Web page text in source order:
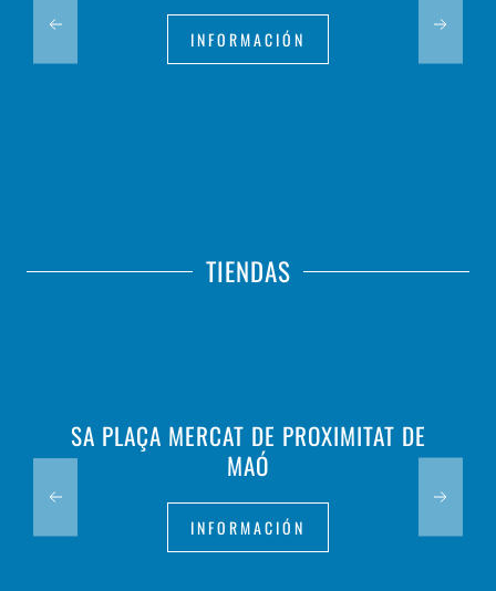
INFORMACIÓN
TIENDAS
SA PLAÇA MERCAT DE PROXIMITAT DE
MAÓ
INFORMACIÓN